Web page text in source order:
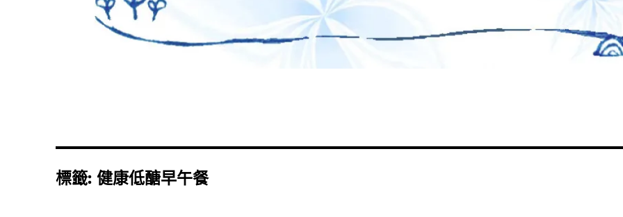
標籤:健康低醣早午餐